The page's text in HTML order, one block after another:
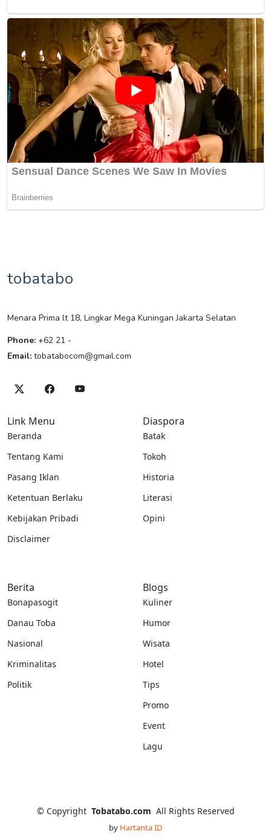
tobatabo
Menara Prima lt 18, Lingkar Mega Kuningan Jakarta Selatan
Phone: +62 21 -
Email: tobatabocom@gmail.com
Link Menu
Beranda
Tentang Kami
Pasang Iklan
Ketentuan Berlaku
Kebijakan Pribadi
Disclaimer
Diaspora
Batak
Tokoh
Historia
Literasi
Opini
Berita
Bonapasogit
Danau Toba
Nasional
Kriminalitas
Politik
Blogs
Kuliner
Humor
Wisata
Hotel
Tips
Promo
Event
Lagu
© Copyright Tobatabo.com All Rights Reserved
by Hartanta ID